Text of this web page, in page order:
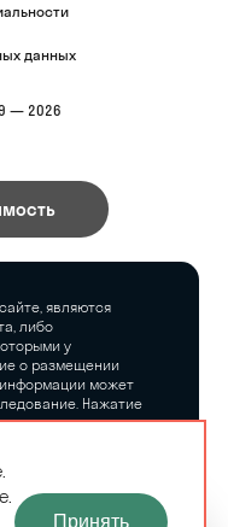
данных
— 2026
являются
либо
у
о размещении
может
Нажатие
последующее
ЗАМЕРЩИК-
Принять